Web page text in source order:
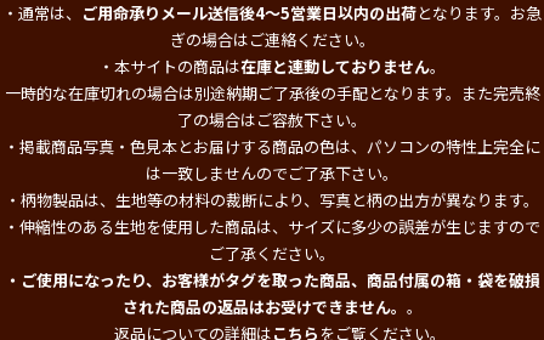
・通常は、 ご用命承りメール送信後4～5営業日以内の出荷となります。お急
ぎの場合はご連絡ください。
・本サイトの商品は在庫と連動しておりません。
一時的な在庫切れの場合は別途納期ご了承後の手配となります。また完売終
了の場合はご容赦下さい。
・掲載商品写真・色見本とお届けする商品の色は、パソコンの特性上完全に
は一致しませんのでご了承下さい。
・柄物製品は、生地等の材料の裁断により、写真と柄の出方が異なります。
・伸縮性のある生地を使用した商品は、サイズに多少の誤差が生じますので
ご了承ください。
・ご使用になったり、お客様がタグを取った商品、商品付属の箱・袋を破損
された商品の返品はお受けできません。 。
返品についての詳細はこちらをご覧ください。